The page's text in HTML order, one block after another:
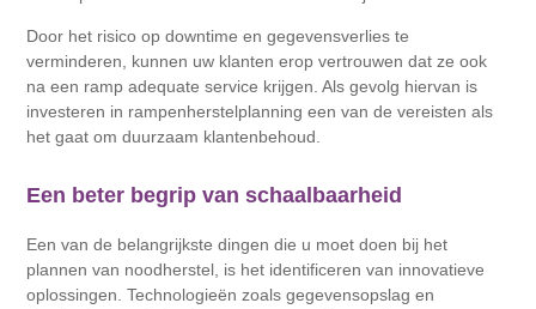
Door het risico op downtime en gegevensverlies te
verminderen, kunnen uw klanten erop vertrouwen dat ze ook
na een ramp adequate service krijgen. Als gevolg hiervan is
investeren in rampenherstelplanning een van de vereisten als
het gaat om duurzaam klantenbehoud.
Een beter begrip van schaalbaarheid
Een van de belangrijkste dingen die u moet doen bij het
plannen van noodherstel, is het identificeren van innovatieve
oplossingen. Technologieën zoals gegevensopslag en